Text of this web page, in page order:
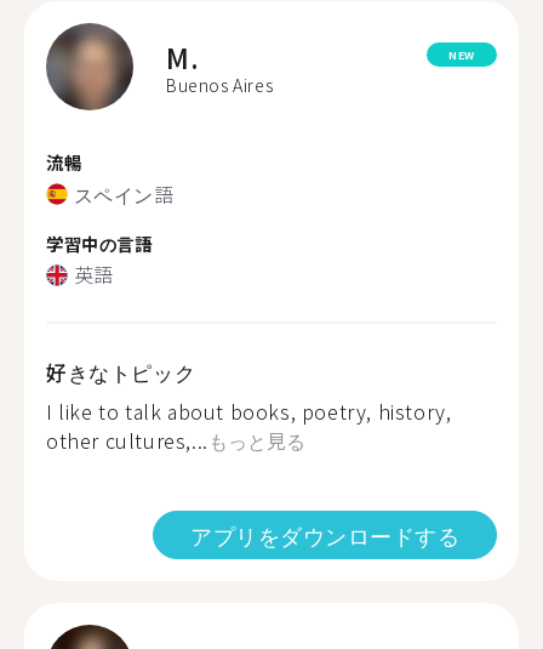
M.
Buenos Aires
NEW
流暢
スペイン語
学習中の言語
英語
好きなトピック
I like to talk about books, poetry, history,
other cultures,... もっと見る
アプリをダウンロードする